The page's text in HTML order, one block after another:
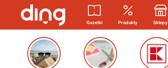
Gazetki Produkty Sklepy